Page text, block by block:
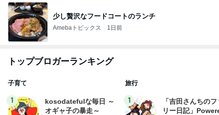
少し贅沢なフードコートのランチ
Amebaトピックス 1日前
トップブロガーランキング
子育て
1
kosodatefulな毎日 ～
オギャ子の暴走～
旅行
1
「吉田さんちの
リー日記」